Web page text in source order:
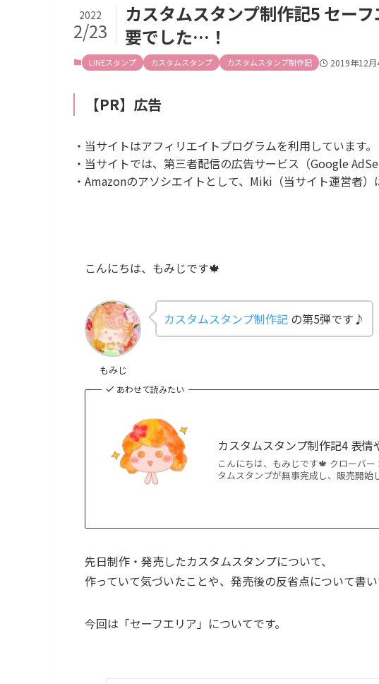
カスタムスタンプ制作記5 セー
要でした…！
2022
2/23
LINEスタンプ カスタムスタンプ カスタムスタンプ制作記 2019年12月
【PR】広告
・当サイトはアフィリエイトプログラムを利用しています。
・当サイトでは、第三者配信の広告サービス（Google
・Amazonのアソシエイトとして、Miki（当サイト運営者）
こんにちは、もみじです🍁
もみじ
カスタムスタンプ制作記 の第5弾です♪
あわせて読みたい
カスタムスタンプ制作記4 表
こんにちは、もみじです🍁 クローバ
タムスタンプが無事完成し、販売開始
先日制作・発売したカスタムスタンプについて、
作っていて気づいたことや、発売後の反省点について書い
今回は「セーフエリア」についてです。